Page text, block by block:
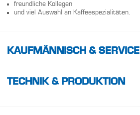
freundliche Kollegen
und viel Auswahl an Kaffeespezialitäten.
KAUFMÄNNISCH & SERVICE
TECHNIK & PRODUKTION